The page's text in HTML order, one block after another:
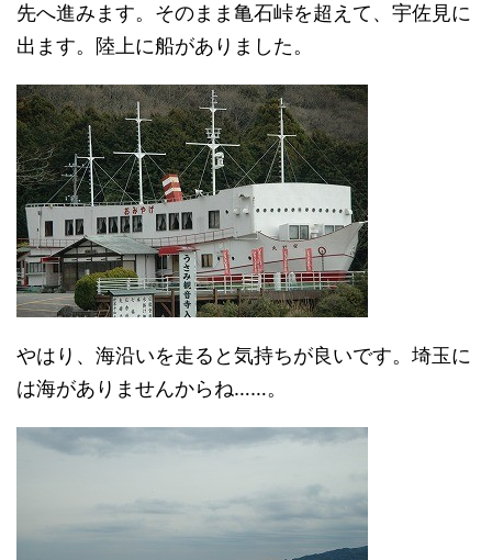
先へ進みます。そのまま亀石峠を超えて、宇佐見に
出ます。陸上に船がありました。
やはり、海沿いを走ると気持ちが良いです。埼玉に
は海がありませんからね……。